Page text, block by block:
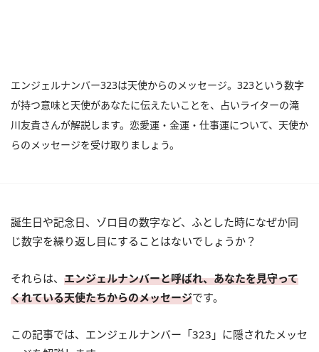
エンジェルナンバー323は天使からのメッセージ。323という数字
が持つ意味と天使があなたに伝えたいことを、占いライターの滝
川友貴さんが解説します。恋愛運・金運・仕事運について、天使か
らのメッセージを受け取りましょう。
誕生日や記念日、ゾロ目の数字など、ふとした時になぜか同
じ数字を繰り返し目にすることはないでしょうか？
それらは、 エンジェルナンバーと呼ばれ、あなたを見守って
くれている天使たちからのメッセージです。
この記事では、エンジェルナンバー「323」に隠されたメッセ